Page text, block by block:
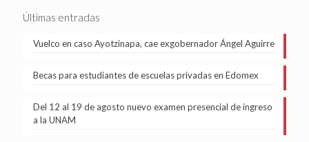
Últimas entradas
Vuelco en caso Ayotzinapa, cae exgobernador Ángel Aguirre
Becas para estudiantes de escuelas privadas en Edomex
Del 12 al 19 de agosto nuevo examen presencial de ingreso
a la UNAM